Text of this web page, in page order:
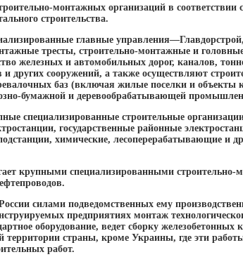
монтажных организаций в соответствии
строительства.
главные
тресты, строительно-монтажные и
железных и автомобильных дорог, каналов,
других сооружений, а также осуществляют
баз (включая жилые поселки и объекты
бумажной и деревообрабатывающей
специализированные строительные
государственные районные
химические, лесоперерабатывающие и
крупными специализированными
силами подведомственных ему
предприятиях монтаж
оборудование, ведет сборку железобетонных
территории страны, кроме Украины, где эти
работ.